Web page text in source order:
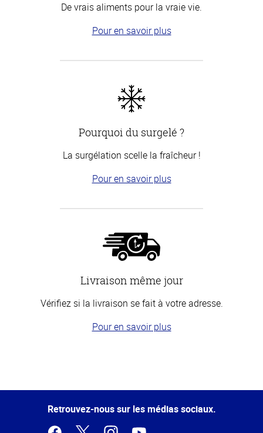
De vrais aliments pour la vraie vie.
Pour en savoir plus
Pourquoi du surgelé ?
La surgélation scelle la fraîcheur !
Pour en savoir plus
Livraison même jour
Vérifiez si la livraison se fait à votre adresse.
Pour en savoir plus
de la
Retrouvez-nous sur les médias sociaux.